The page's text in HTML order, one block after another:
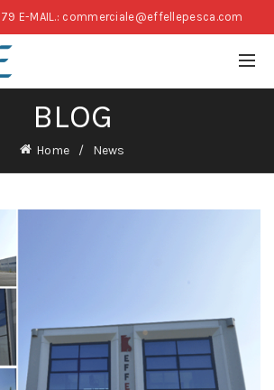
E-MAIL.: commerciale@effellepesca.com
BLOG
Home News